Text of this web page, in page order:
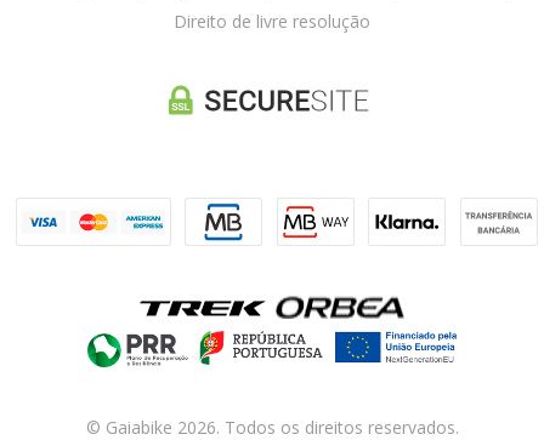
Direito de livre resolução
© Gaiabike 2026. Todos os direitos reservados.